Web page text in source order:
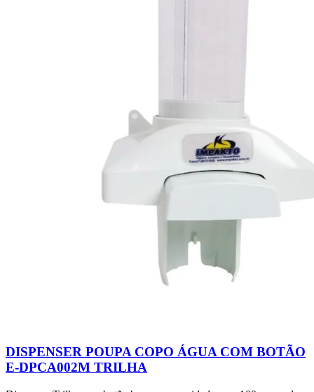
DISPENSER POUPA COPO ÁGUA COM BOTÃO
E-DPCA002M TRILHA